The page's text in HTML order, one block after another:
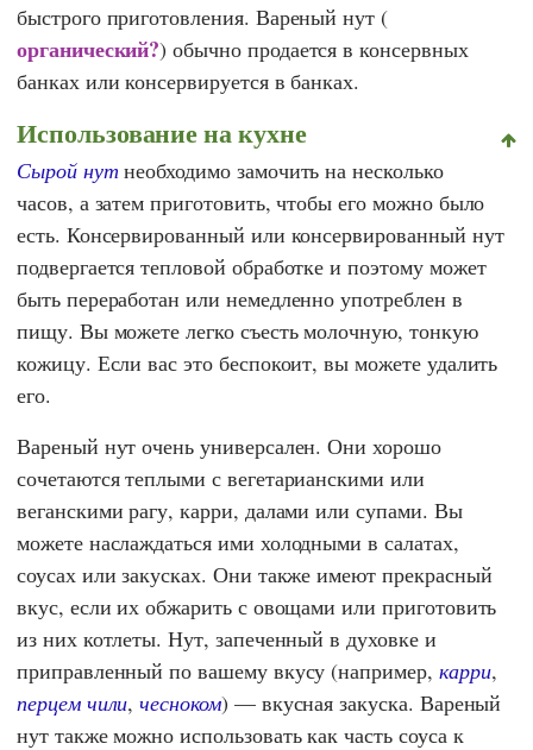
быстрого приготовления. Вареный нут (
органический?) обычно продается в консервных
банках или консервируется в банках.
Использование на кухне
Сырой нут необходимо замочить на несколько
часов, а затем приготовить, чтобы его можно было
есть. Консервированный или консервированный нут
подвергается тепловой обработке и поэтому может
быть переработан или немедленно употреблен в
пищу. Вы можете легко съесть молочную, тонкую
кожицу. Если вас это беспокоит, вы можете удалить
его.
Вареный нут очень универсален. Они хорошо
сочетаются теплыми с вегетарианскими или
веганскими рагу, карри, далами или супами. Вы
можете наслаждаться ими холодными в салатах,
соусах или закусках. Они также имеют прекрасный
вкус, если их обжарить с овощами или приготовить
из них котлеты. Нут, запеченный в духовке и
приправленный по вашему вкусу (например, карри,
перцем чили,чесноком) — вкусная закуска. Вареный
нут также можно использовать как часть соуса к